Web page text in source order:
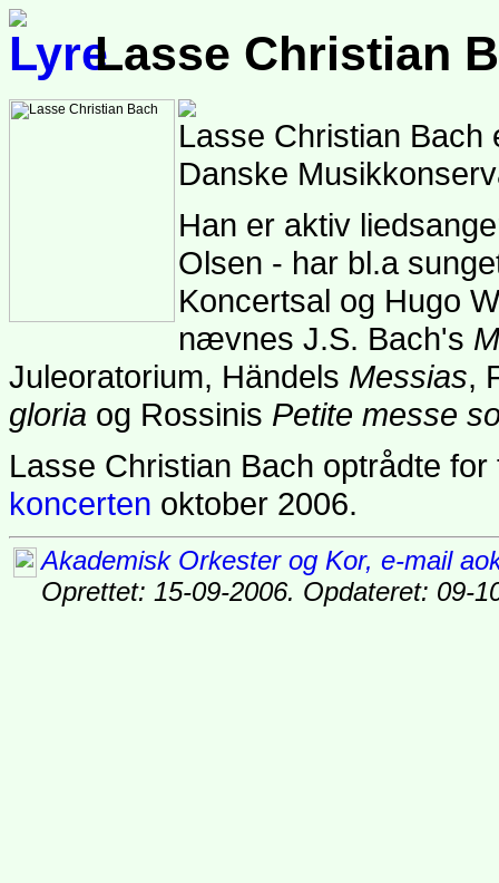
Lasse Christian
Lasse Christian Bach
Danske
Han er aktiv
Olsen - har bl.a
Koncertsal og Hugo
nævnes J.S. Bach's
Juleoratorium, Händels Messias,
gloria og Rossinis Petite messe
Lasse Christian Bach optrådte
koncerten oktober 2006.
Akademisk Orkester og Kor, e-mail
Oprettet: 15-09-2006. Opdateret: 09-